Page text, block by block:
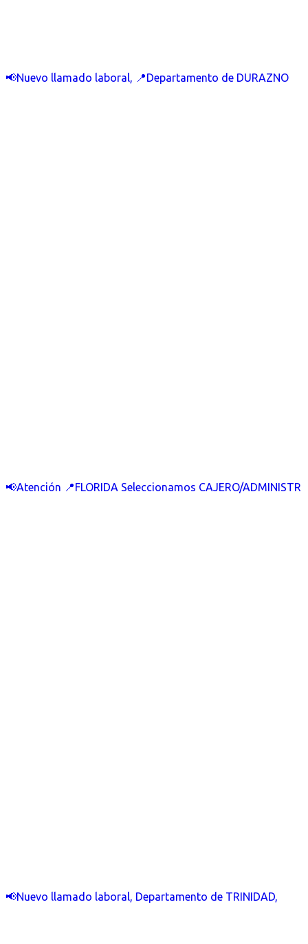
📢Nuevo llamado laboral, 📍Departamento de DURAZNO
📢Atención 📍FLORIDA Seleccionamos CAJERO/ADMINISTR
📢Nuevo llamado laboral, Departamento de TRINIDAD,